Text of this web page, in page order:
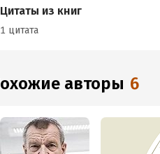
Цитаты из книг
1 цитата
Похожие авторы 6